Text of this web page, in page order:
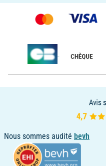
Nous sommes audité bevh